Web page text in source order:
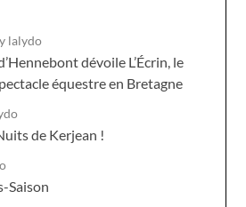
lalydo
dévoile L’Écrin, le
équestre en Bretagne
de Kerjean !
Saison